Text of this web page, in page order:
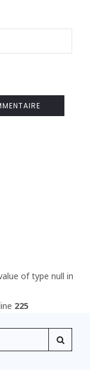
of type null in
225